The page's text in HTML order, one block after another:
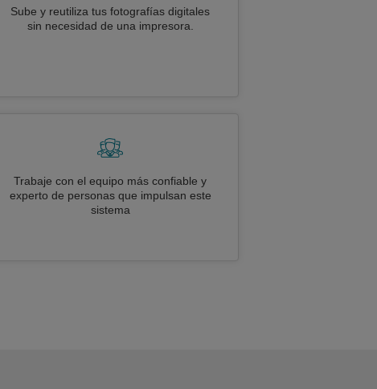
Sube y reutiliza tus fotografías digitales
sin necesidad de una impresora.
Trabaje con el equipo más confiable y
experto de personas que impulsan este
sistema